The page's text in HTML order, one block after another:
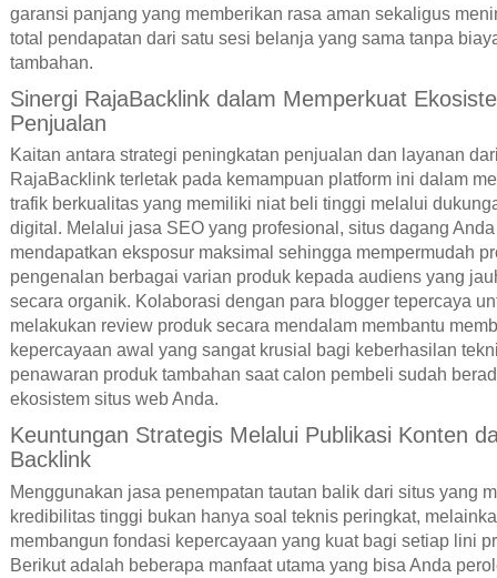
garansi panjang yang memberikan rasa aman sekaligus
total pendapatan dari satu sesi belanja yang sama tanpa
tambahan.
Sinergi RajaBacklink dalam Memperkuat
Penjualan
Kaitan antara strategi peningkatan penjualan dan layanan
RajaBacklink terletak pada kemampuan platform ini dalam
trafik berkualitas yang memiliki niat beli tinggi melalui
digital. Melalui jasa SEO yang profesional, situs dagang
mendapatkan eksposur maksimal sehingga mempermudah
pengenalan berbagai varian produk kepada audiens yang
secara organik. Kolaborasi dengan para blogger tepercaya
melakukan review produk secara mendalam membantu
kepercayaan awal yang sangat krusial bagi keberhasilan
penawaran produk tambahan saat calon pembeli sudah
ekosistem situs web Anda.
Keuntungan Strategis Melalui Publikasi Konten
Backlink
Menggunakan jasa penempatan tautan balik dari situs yang
kredibilitas tinggi bukan hanya soal teknis peringkat,
membangun fondasi kepercayaan yang kuat bagi setiap lini
Berikut adalah beberapa manfaat utama yang bisa Anda